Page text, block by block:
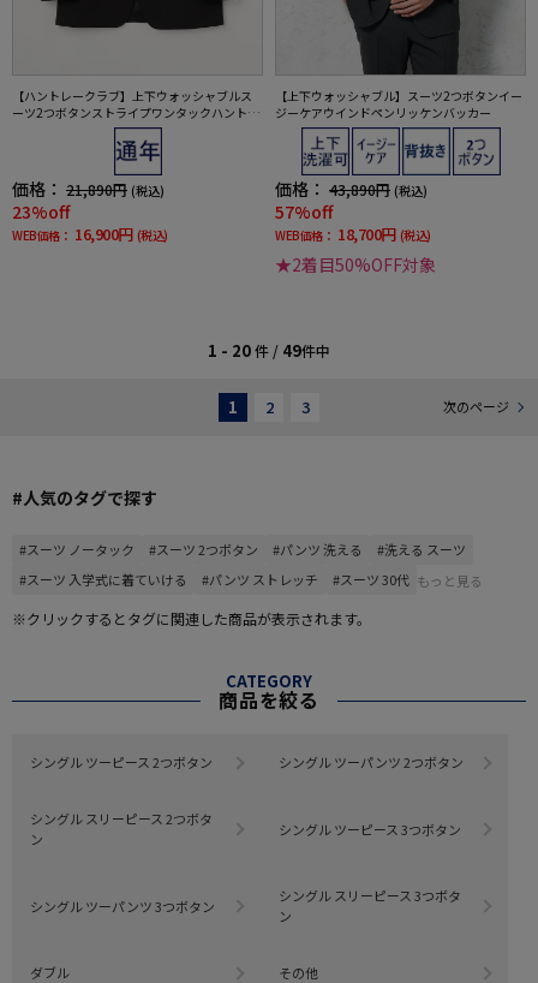
【ハントレークラブ】上下ウォッシャブルス
ーツ2つボタンストライプワンタックハントレ
価格： 21,890円 (税込)
23%off
WEB価格： 16,900円 (税込)
【上下ウォッシャブル】スーツ2つボタンイー
ジーケアウインドペンリッケンバッカー
価格： 43,890円 (税込)
57%off
WEB価格： 18,700円 (税込)
★2着目50%OFF対象
1 - 20件 / 49件中
1 2 3 次のページ
#人気のタグで探す
#スーツ ノータック #スーツ 2つボタン #パンツ 洗える
#洗える スーツ
#スーツ 入学式に着ていける
#パンツ ストレッチ #スーツ 30代 もっと見る
※クリックするとタグに関連した商品が表示されます。
CATEGORY
商品を絞る
シングル ツーピース 2つボタン シングル ツーパンツ 2つボタン
シングル スリーピース 2つボタ
ン
シングル ツーピース 3つボタン
シングル ツーパンツ 3つボタン
シングル スリーピース 3つボタ
ン
ダブル その他